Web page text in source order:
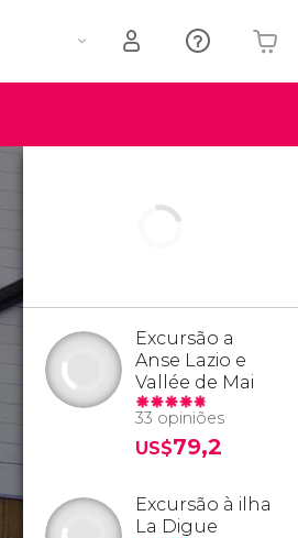
Excursão a
Anse Lazio e
Vallée de Mai
33 opiniões
US$79,2
Excursão à ilha
La Digue